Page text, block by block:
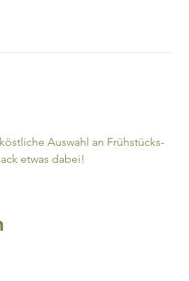
Auswahl an Frühstücks-
etwas dabei!